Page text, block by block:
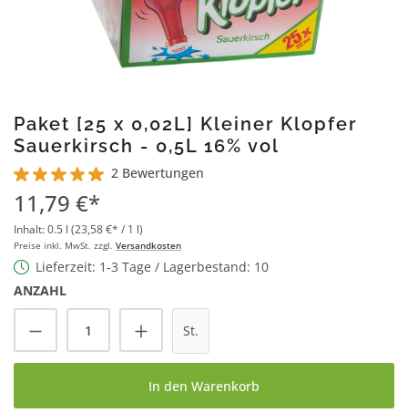
Paket [25 x 0,02L] Kleiner Klopfer
Sauerkirsch - 0,5L 16% vol
Durchschnittliche Bewertung von 5 von 5 Sternen
2 Bewertungen
11,79 €*
Inhalt:0.5 l (23,58 €* / 1 l)
Preise inkl. MwSt. zzgl. Versandkosten
Lieferzeit: 1-3 Tage / Lagerbestand: 10
ANZAHL
Produkt Anzahl: Gib den gewünschten
St.
In den Warenkorb